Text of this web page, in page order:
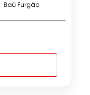
Baú Furgão